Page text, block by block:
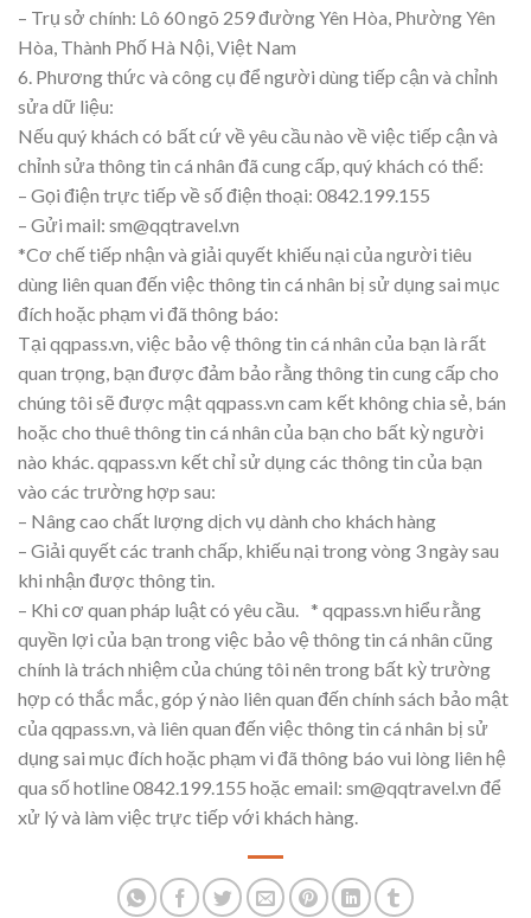
– Trụ sở chính: Lô 60 ngõ 259 đường Yên Hòa, Phường Yên
Hòa, Thành Phố Hà Nội, Việt Nam
6. Phương thức và công cụ để người dùng tiếp cận và chỉnh
sửa dữ liệu:
Nếu quý khách có bất cứ về yêu cầu nào về việc tiếp cận và
chỉnh sửa thông tin cá nhân đã cung cấp, quý khách có thể:
– Gọi điện trực tiếp về số điện thoại: 0842.199.155
– Gửi mail: sm@qqtravel.vn
*Cơ chế tiếp nhận và giải quyết khiếu nại của người tiêu
dùng liên quan đến việc thông tin cá nhân bị sử dụng sai mục
đích hoặc phạm vi đã thông báo:
Tại qqpass.vn, việc bảo vệ thông tin cá nhân của bạn là rất
quan trọng, bạn được đảm bảo rằng thông tin cung cấp cho
chúng tôi sẽ được mật qqpass.vn cam kết không chia sẻ, bán
hoặc cho thuê thông tin cá nhân của bạn cho bất kỳ người
nào khác. qqpass.vn kết chỉ sử dụng các thông tin của bạn
vào các trường hợp sau:
– Nâng cao chất lượng dịch vụ dành cho khách hàng
– Giải quyết các tranh chấp, khiếu nại trong vòng 3 ngày sau
khi nhận được thông tin.
– Khi cơ quan pháp luật có yêu cầu. * qqpass.vn hiểu rằng
quyền lợi của bạn trong việc bảo vệ thông tin cá nhân cũng
chính là trách nhiệm của chúng tôi nên trong bất kỳ trường
hợp có thắc mắc, góp ý nào liên quan đến chính sách bảo mật
của qqpass.vn, và liên quan đến việc thông tin cá nhân bị sử
dụng sai mục đích hoặc phạm vi đã thông báo vui lòng liên hệ
qua số hotline 0842.199.155 hoặc email: sm@qqtravel.vn để
xử lý và làm việc trực tiếp với khách hàng.